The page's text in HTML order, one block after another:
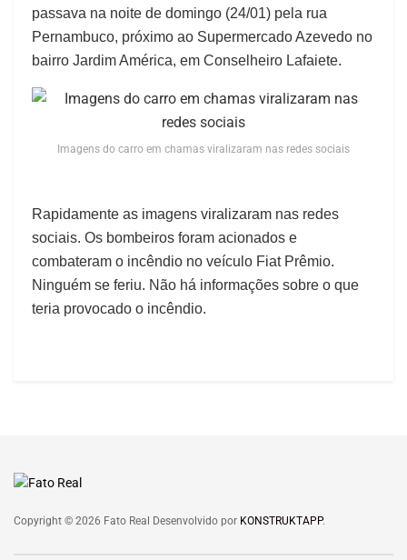
passava na noite de domingo (24/01) pela rua
Pernambuco, próximo ao Supermercado Azevedo no
bairro Jardim América, em Conselheiro Lafaiete.
Imagens do carro em chamas viralizaram nas redes sociais
Rapidamente as imagens viralizaram nas redes
sociais. Os bombeiros foram acionados e
combateram o incêndio no veículo Fiat Prêmio.
Ninguém se feriu. Não há informações sobre o que
teria provocado o incêndio.
Copyright © 2026 Fato Real Desenvolvido por KONSTRUKTAPP.